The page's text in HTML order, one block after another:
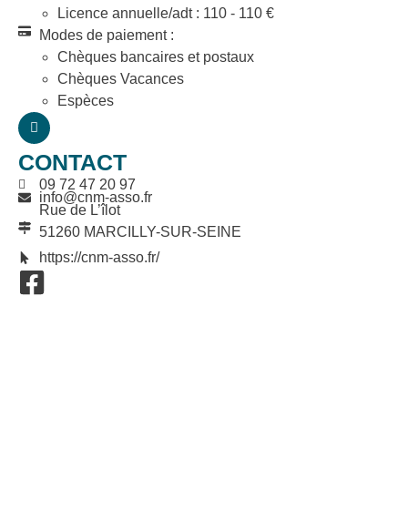
Licence annuelle/adt : 110 - 110 €
Modes de paiement :
Chèques bancaires et postaux
Chèques Vacances
Espèces
CONTACT
09 72 47 20 97
info@cnm-asso.fr
Rue de L’îlot
51260 MARCILLY-SUR-SEINE
https://cnm-asso.fr/